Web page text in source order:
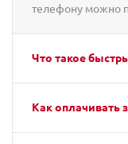
телефону можно
Что такое
Как оплачивать